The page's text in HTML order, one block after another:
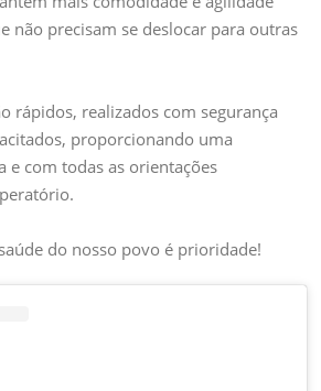
não precisam se deslocar para outras
rápidos, realizados com segurança
proporcionando uma
e com todas as orientações
do nosso povo é prioridade!